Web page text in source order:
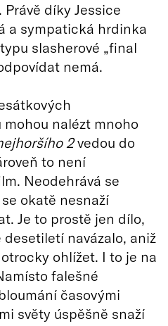
díky Jessice
a sympatická hrdinka
slasherové „final
nemá.
nalézt mnoho
2vedou do
to není
Neodehrává se
okatě nesnaží
Je to prostě jen dílo,
navázalo, aniž
ohlížet. I to je na
falešné
časovými
světy úspěšně snaží